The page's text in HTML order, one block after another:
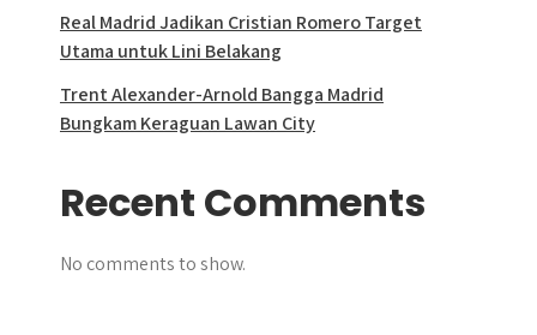
Real Madrid Jadikan Cristian Romero Target
Utama untuk Lini Belakang
Trent Alexander-Arnold Bangga Madrid
Bungkam Keraguan Lawan City
Recent Comments
No comments to show.